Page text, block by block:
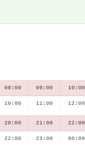
08:00 09:00 10:00
10:00 11:00 12:00
20:00 21:00 22:00
22:00 23:00 00:00